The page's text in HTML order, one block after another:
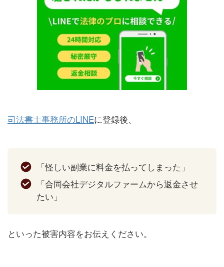
司法書士事務所のLINEに登録後、
「怪しい副業に料金を払ってしまった」
「合同会社デジタルファームから返金させ
たい」
といった被害内容をお伝えください。